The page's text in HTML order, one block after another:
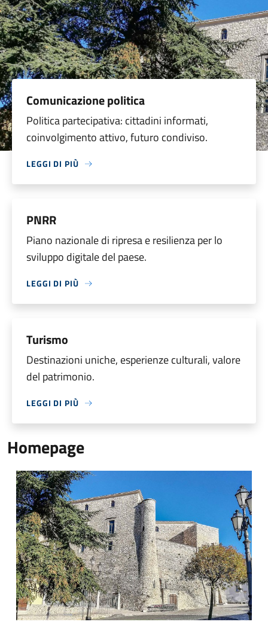
Comunicazione politica
Politica partecipativa: cittadini informati,
coinvolgimento attivo, futuro condiviso.
LEGGI DI PIÙ
PNRR
Piano nazionale di ripresa e resilienza per lo
sviluppo digitale del paese.
LEGGI DI PIÙ
Turismo
Destinazioni uniche, esperienze culturali, valore
del patrimonio.
LEGGI DI PIÙ
Homepage
Castello della Leonessa